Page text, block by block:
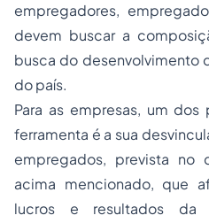
empregadores,
devem buscar a
busca do desenvolvimento
do país.
Para as empresas, um
ferramenta é a sua
empregados, prevista no
acima mencionado, que
lucros e resultados